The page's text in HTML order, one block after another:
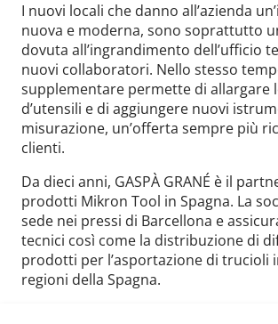
I nuovi locali che danno all’azienda
nuova e moderna, sono soprattutto
dovuta all’ingrandimento dell’ufficio
nuovi collaboratori. Nello stesso
supplementare permette di allargare
d’utensili e di aggiungere nuovi
misurazione, un’offerta sempre più
clienti.
Da dieci anni, GASPÀ GRANÉ è il
prodotti Mikron Tool in Spagna. La
sede nei pressi di Barcellona e
tecnici così come la distribuzione di
prodotti per l’asportazione di trucioli
regioni della Spagna.